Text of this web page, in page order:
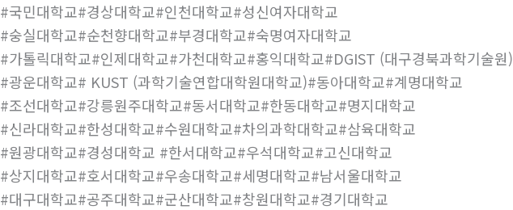
#국민대학교#경상대학교#인천대학교#성신여자대학교
#숭실대학교#순천향대학교#부경대학교#숙명여자대학교
#가톨릭대학교#인제대학교#가천대학교#홍익대학교#DGIST (대구경북과학기술원)
#광운대학교# KUST (과학기술연합대학원대학교)#동아대학교#계명대학교
#조선대학교#강릉원주대학교#동서대학교#한동대학교#명지대학교
#신라대학교#한성대학교#수원대학교#차의과학대학교#삼육대학교
#원광대학교#경성대학교 #한서대학교#우석대학교#고신대학교
#상지대학교#호서대학교#우송대학교#세명대학교#남서울대학교
#대구대학교#공주대학교#군산대학교#창원대학교#경기대학교